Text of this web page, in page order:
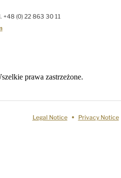
+48 (0) 22 863 30 11
prawa zastrzeżone.
Legal Notice Privacy Notice